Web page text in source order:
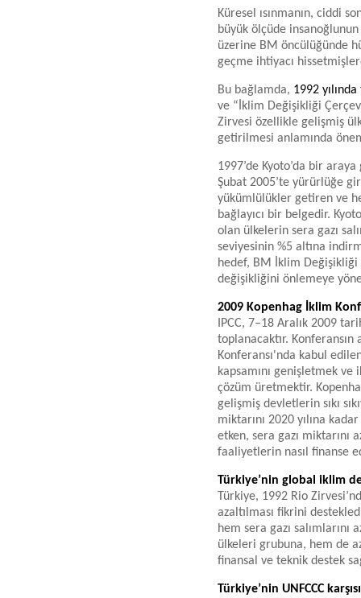
Küresel ısınmanın, ciddi
büyük ölçüde
üzerine BM öncülüğünde
geçme ihtiyacı
Bu bağlamda, 1992
ve “İklim Değişikliği
Zirvesi özellikle gelişmiş
getirilmesi anlamında
1997’de Kyoto’da bir
Şubat 2005’te yürürlüğe
yükümlülükler getiren ve
bağlayıcı bir belgedir. Kyoto
olan ülkelerin sera gazı
seviyesinin %5 altına
hedef, BM İklim Değişikliği
değişikliğini önlemeye
2009 Kopenhag İklim
IPCC, 7–18 Aralık 2009
toplanacaktır. Konferansın
Konferansı'nda kabul
kapsamını genişletmek
çözüm üretmektir.
gelişmiş devletlerin sıkı
miktarını 2020 yılına
etken, sera gazı miktarını
faaliyetlerin nasıl finanse
Türkiye’nin global iklim
Türkiye, 1992 Rio
azaltılması fikrini
hem sera gazı
ülkeleri grubuna, hem de
finansal ve teknik destek
Türkiye’nin UNFCCC